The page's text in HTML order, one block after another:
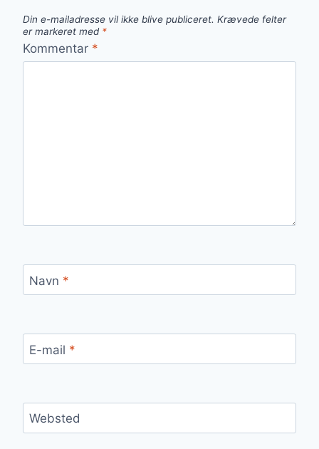
Din e-mailadresse vil ikke blive publiceret. Krævede felter
er markeret med *
Kommentar *
Navn *
E-mail *
Websted